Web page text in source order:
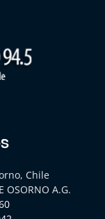
Chile
OSORNO A.G.